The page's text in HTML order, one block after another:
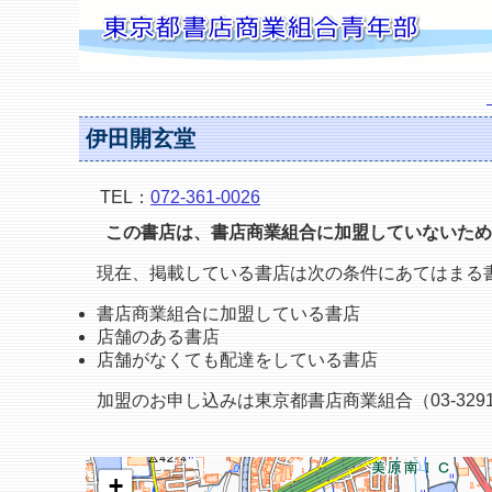
伊田開玄堂
TEL： 072-361-0026
この書店は、書店商業組合に加盟していないた
現在、掲載している書店は次の条件にあてはまる
書店商業組合に加盟している書店
店舗のある書店
店舗がなくても配達をしている書店
加盟のお申し込みは東京都書店商業組合（03-
+